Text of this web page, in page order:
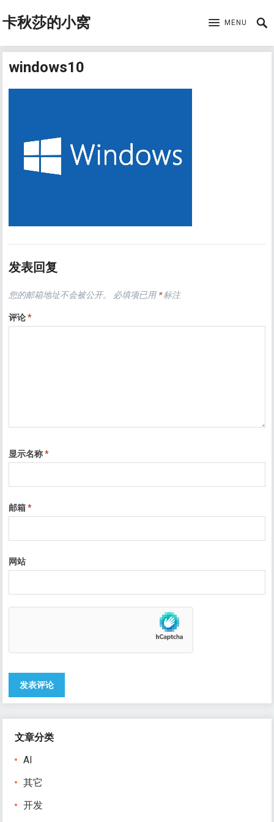
卡秋莎的小窝 MENU
windows10
发表回复
您的邮箱地址不会被公开。 必填项已用 *标注
评论*
显示名称*
邮箱*
网站
文章分类
AI
其它
开发